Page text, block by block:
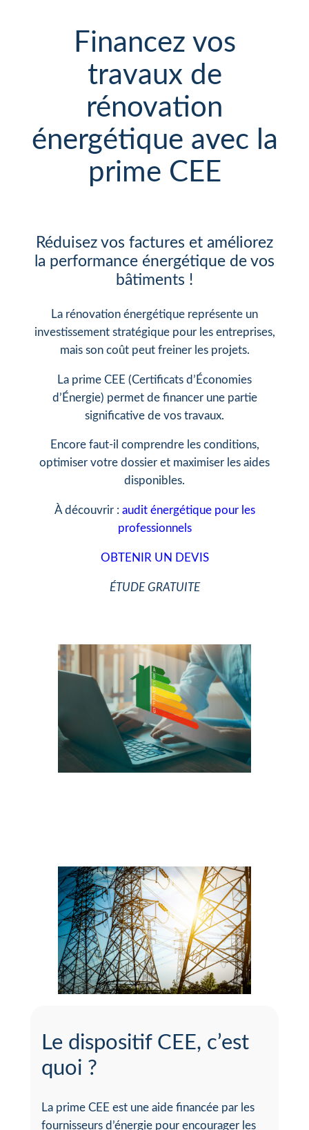
Financez vos
travaux de
rénovation
énergétique avec la
prime CEE
Réduisez vos factures et améliorez
la performance énergétique de vos
bâtiments !
La rénovation énergétique représente un
investissement stratégique pour les entreprises,
mais son coût peut freiner les projets.
La prime CEE (Certificats d’Économies
d’Énergie) permet de financer une partie
significative de vos travaux.
Encore faut-il comprendre les conditions,
optimiser votre dossier et maximiser les aides
disponibles.
À découvrir : audit énergétique pour les
professionnels
OBTENIR UN DEVIS
ÉTUDE GRATUITE
Le dispositif CEE, c’est
quoi ?
La prime CEE est une aide financée par les
fournisseurs d’énergie pour encourager les